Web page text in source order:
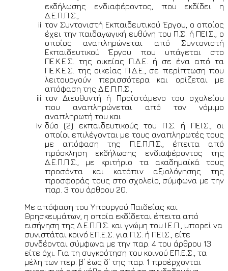
εκδήλωσης ενδιαφέροντος, που εκδίδει η
Δ.Ε.Π.Π.Σ.,
τον Συντονιστή Εκπαιδευτικού Έργου, ο οποίος
έχει την παιδαγωγική ευθύνη του Π.Σ. ή ΠΕΙ.Σ., ο
οποίος αναπληρώνεται από Συντονιστή
Εκπαιδευτικού Έργου που υπάγεται στο
ΠΕ.Κ.Ε.Σ. της οικείας Π.Δ.Ε. ή σε ένα από τα
ΠΕ.Κ.Ε.Σ. της οικείας Π.Δ.Ε., σε περίπτωση που
λειτουργούν περισσότερα και ορίζεται με
απόφαση της Δ.Ε.Π.Π.Σ.,
τον Διευθυντή ή Προϊστάμενο του σχολείου
που αναπληρώνεται από τον νόμιμο
αναπληρωτή του και
δύο (2) εκπαιδευτικούς του Π.Σ. ή ΠΕΙ.Σ., οι
οποίοι επιλέγονται με τους αναπληρωτές τους
με απόφαση της Π.Ε.Π.Π.Σ., έπειτα από
πρόσκληση εκδήλωσης ενδιαφέροντος της
Δ.Ε.Π.Π.Σ., με κριτήριο τα ακαδημαϊκά τους
προσόντα και κατόπιν αξιολόγησης της
προσφοράς τους στο σχολείο, σύμφωνα με την
παρ. 3 του άρθρου 20.
Με απόφαση του Υπουργού Παιδείας και
Θρησκευμάτων, η οποία εκδίδεται έπειτα από
εισήγηση της Δ.Ε.Π.Π.Σ. και γνώμη του Ι.Ε.Π., μπορεί να
συνιστάται κοινό ΕΠ.Ε.Σ. για Π.Σ. ή ΠΕΙ.Σ., είτε
συνδέονται σύμφωνα με την παρ. 4 του άρθρου 13
είτε όχι. Για τη συγκρότηση του κοινού ΕΠ.Ε.Σ., τα
μέλη των περ. β΄ έως δ΄ της παρ. 1 προέρχονται